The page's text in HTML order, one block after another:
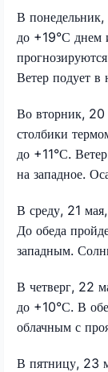
В
до +19°С днем
Ветер подует в
Во вторник, 20
столбики
до +11°С.
на западное.
В среду, 21
До обеда
западным.
В четверг, 22
до +10°С. В
облачным с
В пятницу, 23